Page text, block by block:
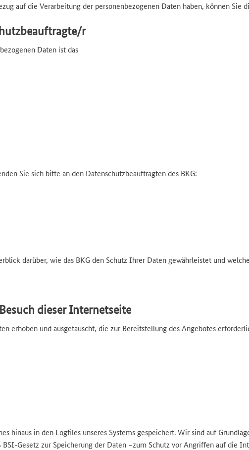
auf die Verarbeitung der personenbezogenen Daten haben, können Sie
r
Daten ist das
Sie sich bitte an den Datenschutzbeauftragten des BKG:
darüber, wie das BKG den Schutz Ihrer Daten gewährleistet und
dieser Internetseite
erhoben und ausgetauscht, die zur Bereitstellung des Angebotes
hinaus in den Logfiles unseres Systems gespeichert. Wir sind auf
Gesetz zur Speicherung der Daten –zum Schutz vor Angriffen auf die